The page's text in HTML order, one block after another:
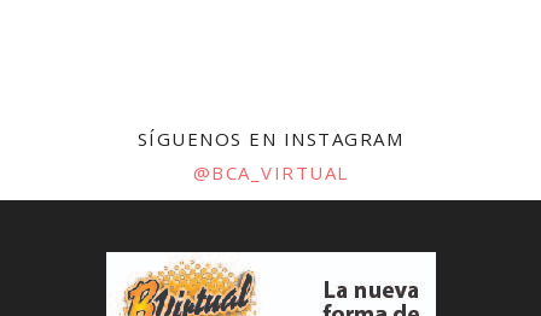
SÍGUENOS EN INSTAGRAM
@BCA_VIRTUAL